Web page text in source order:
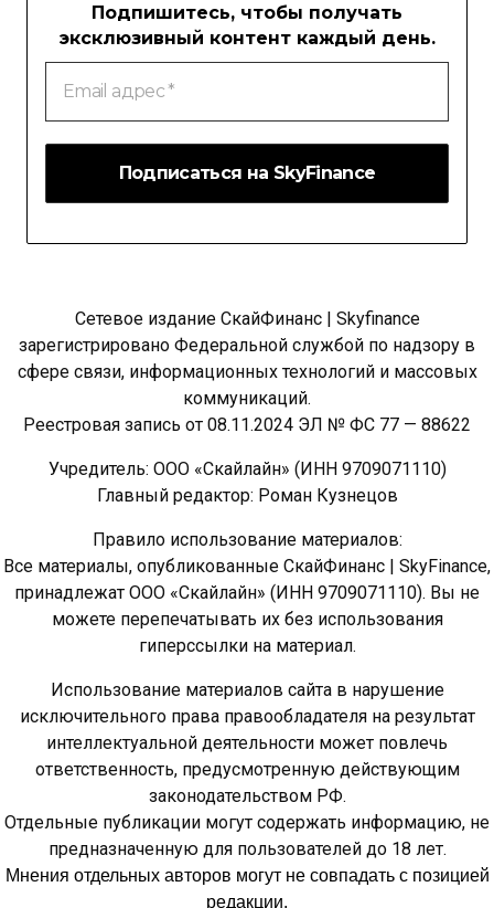
Подпишитесь, чтобы получать
эксклюзивный контент каждый день.
Email
адрес
Сетевое издание СкайФинанс | Skyfinance
зарегистрировано Федеральной службой по надзору в
сфере связи, информационных технологий и массовых
коммуникаций.
Реестровая запись от 08.11.2024 ЭЛ № ФС 77 — 88622
Учредитель: ООО «Скайлайн» (ИНН 9709071110)
Главный редактор: Роман Кузнецов
Правило использование материалов:
Все материалы, опубликованные СкайФинанс | SkyFinance,
принадлежат ООО «Скайлайн» (ИНН 9709071110). Вы не
можете перепечатывать их без использования
гиперссылки на материал.
Использование материалов сайта в нарушение
исключительного права правообладателя на результат
интеллектуальной деятельности может повлечь
ответственность, предусмотренную действующим
законодательством РФ.
Отдельные публикации могут содержать информацию, не
предназначенную для пользователей до 18 лет.
Мнения отдельных авторов могут не совпадать с позицией
редакции.